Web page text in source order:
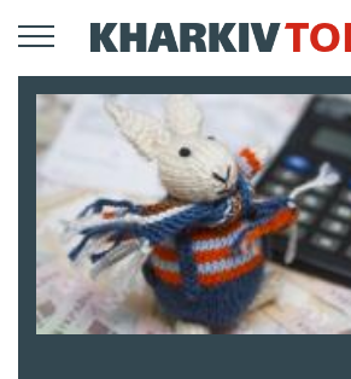
Перейти
до
вмісту